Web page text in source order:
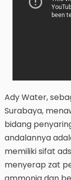
Ady Water,
Surabaya,
bidang
andalannya
memiliki sifat
menyerap zat